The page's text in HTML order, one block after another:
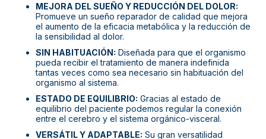
MEJORA DEL SUEÑO Y REDUCCIÓN DEL DOLOR:
Promueve un sueño reparador de calidad que mejora
el aumento de la eficacia metabólica y la reducción de
la sensibilidad al dolor.
SIN HABITUACIÓN: Diseñada para que el organismo
pueda recibir el tratamiento de manera indefinida
tantas veces como sea necesario sin habituación del
organismo al sistema.
ESTADO DE EQUILIBRIO: Gracias al estado de
equilibrio del paciente podemos regular la conexión
entre el cerebro y el sistema orgánico-visceral.
VERSÁTIL Y ADAPTABLE: Su gran versatilidad